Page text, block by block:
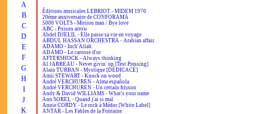
A
B
C
D
E
F
G
H
I
J
K
Éditions musicales LEBRIOT - MIDEM 1970
20ème anniversaire de CONFORAMA
5000 VOLTS - Motion man / Bye love
ABC - Poison arrow
Abdel DJELIL - Elle passe sa vie en voyage
ABDUL HASSAN ORCHESTRA - Arabian affair
ADAMO - Inch'Allah
ADAMO - Le carosse d'or
AFTERSHOCK - Always thinking
Al JARREAU - Never givin' up [Test Pressing]
Alain TURBAN - Mystique [DÉDICACÉ]
Amii STEWART - Knock on wood
André VERCHUREN - Alma española
André VERCHUREN - Un certain frisson
Andy & David WILLIAMS - What's your name
Ann SOREL - Quand j'ai si mal
Annie CORDY - Le rock à Médor [White Label]
ANTAR - Les Fables de la Fontaine